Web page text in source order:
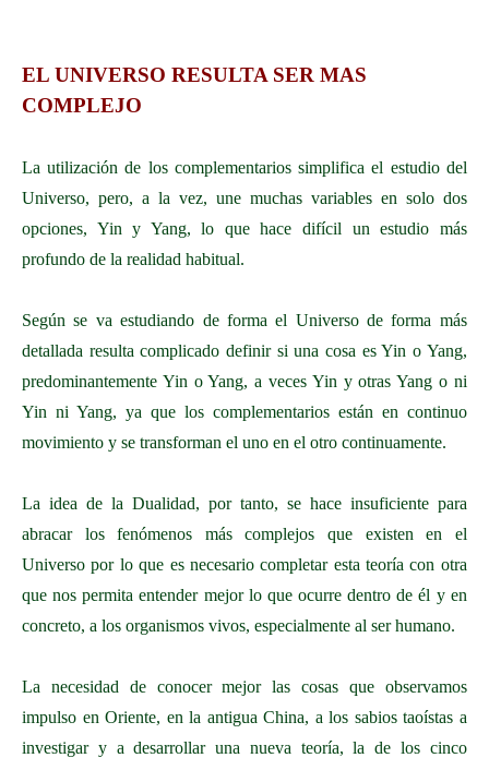
EL UNIVERSO RESULTA SER MAS
COMPLEJO
La utilización de los complementarios simplifica el estudio del
Universo, pero, a la vez, une muchas variables en solo dos
opciones, Yin y Yang, lo que hace difícil un estudio más
profundo de la realidad habitual.
Según se va estudiando de forma el Universo de forma más
detallada resulta complicado definir si una cosa es Yin o Yang,
predominantemente Yin o Yang, a veces Yin y otras Yang o ni
Yin ni Yang, ya que los complementarios están en continuo
movimiento y se transforman el uno en el otro continuamente.
La idea de la Dualidad, por tanto, se hace insuficiente para
abracar los fenómenos más complejos que existen en el
Universo por lo que es necesario completar esta teoría con otra
que nos permita entender mejor lo que ocurre dentro de él y en
concreto, a los organismos vivos, especialmente al ser humano.
La necesidad de conocer mejor las cosas que observamos
impulso en Oriente, en la antigua China, a los sabios taoístas a
investigar y a desarrollar una nueva teoría, la de los cinco